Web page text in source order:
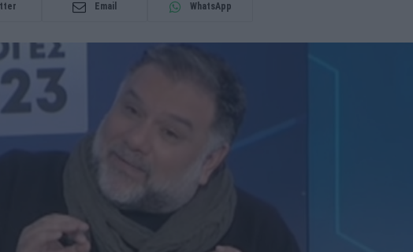
Email WhatsApp